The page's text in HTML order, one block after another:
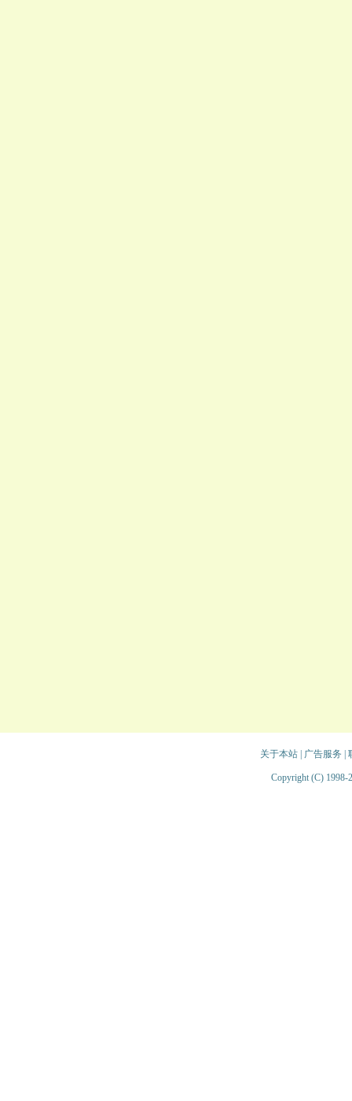
关于本站| 广告服务
Copyright (C) 1998-